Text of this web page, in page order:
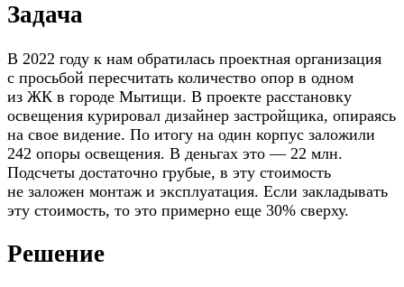
Задача
В 2022 году к нам обратилась проектная организация
с просьбой пересчитать количество опор в одном
из ЖК в городе Мытищи. В проекте расстановку
освещения курировал дизайнер застройщика, опираясь
на свое видение. По итогу на один корпус заложили
242 опоры освещения. В деньгах это — 22 млн.
Подсчеты достаточно грубые, в эту стоимость
не заложен монтаж и эксплуатация. Если закладывать
эту стоимость, то это примерно еще 30% сверху.
Решение